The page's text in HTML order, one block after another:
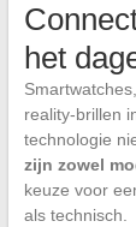
het
reality-brillen
technologie
zijn zowel
keuze voor
als technisch.